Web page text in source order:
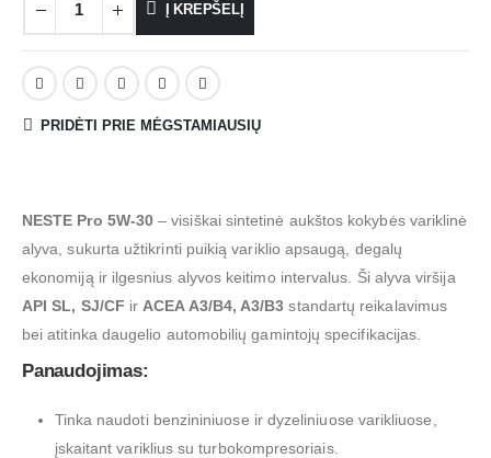
Į KREPŠELĮ
PRIDĖTI PRIE MĖGSTAMIAUSIŲ
NESTE Pro 5W-30 –visiškai sintetinė aukštos kokybės variklinė
alyva, sukurta užtikrinti puikią variklio apsaugą, degalų
ekonomiją ir ilgesnius alyvos keitimo intervalus.
Ši alyva viršija
API SL, SJ/CF ir ACEA A3/B4, A3/B3 standartų reikalavimus
bei atitinka daugelio automobilių gamintojų specifikacijas.
Panaudojimas:
Tinka naudoti benzininiuose ir dyzeliniuose varikliuose,
įskaitant variklius su turbokompresoriais.